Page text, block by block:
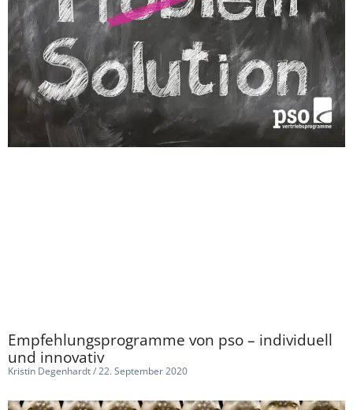
Empfehlungsprogramme von pso – individuell
und innovativ
Kristin Degenhardt 22. September 2020